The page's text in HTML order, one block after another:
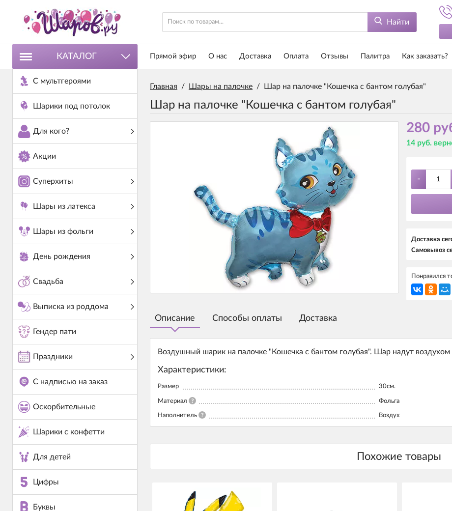
Найти
КАТАЛОГ
С мультгероями
Шарики под потолок
Для кого?
Акции
Суперхиты
Шары из латекса
Шары из фольги
День рождения
Свадьба
Выписка из роддома
Гендер пати
Праздники
С надписью на заказ
Оскорбительные
Шарики с конфетти
Для детей
Цифры
Буквы
Прямой эфир О нас Доставка Оплата Отзывы Палитра Как заказать?
Главная / Шары на палочке / Шар на палочке "Кошечка с бантом голубая"
Шар на палочке "Кошечка с бантом голубая"
280
14 руб.
-
Доставка
Самовывоз
Понравился
Описание Способы оплаты Доставка
Воздушный шарик на палочке "Кошечка с бантом голубая". Шар надут
Характеристики:
Размер 30см.
Материал ? Фольга
Наполнитель ? Воздух